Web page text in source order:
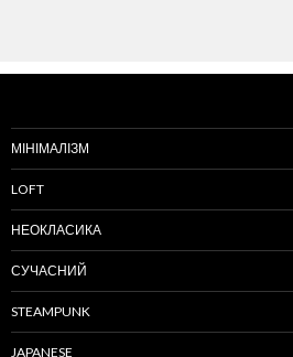
МІНІМАЛІЗМ
LOFT
НЕОКЛАСИКА
СУЧАСНИЙ
STEAMPUNK
JAPANESE